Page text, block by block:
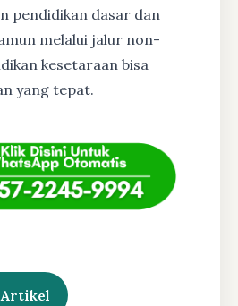
pendidikan dasar dan
melalui jalur non-
kesetaraan bisa
yang tepat.